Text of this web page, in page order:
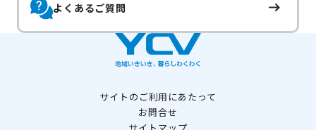
よくあるご質問
サイトのご利用にあたって
お問合せ